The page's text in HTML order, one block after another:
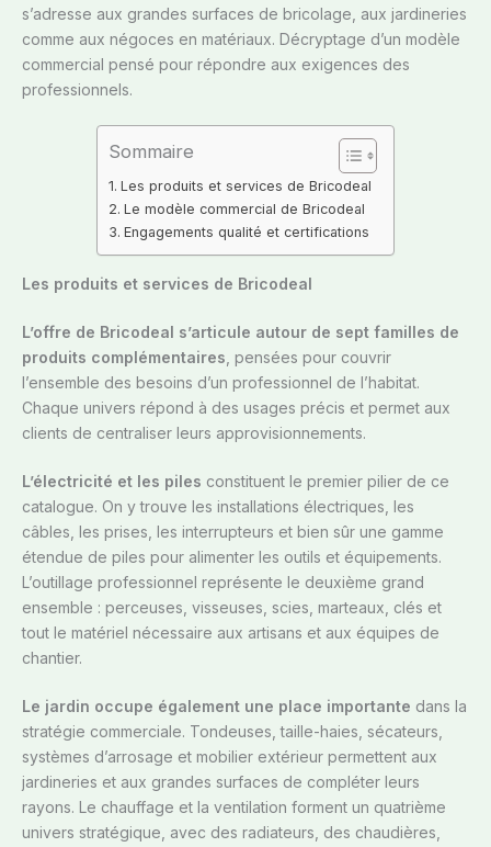
s’adresse aux grandes surfaces de bricolage, aux jardineries
comme aux négoces en matériaux. Décryptage d’un modèle
commercial pensé pour répondre aux exigences des
professionnels.
Sommaire
Les produits et services de Bricodeal
Le modèle commercial de Bricodeal
Engagements qualité et certifications
Les produits et services de Bricodeal
L’offre de Bricodeal s’articule autour de sept familles de
produits complémentaires , pensées pour couvrir
l’ensemble des besoins d’un professionnel de l’habitat.
Chaque univers répond à des usages précis et permet aux
clients de centraliser leurs approvisionnements.
L’électricité et les piles constituent le premier pilier de ce
catalogue. On y trouve les installations électriques, les
câbles, les prises, les interrupteurs et bien sûr une gamme
étendue de piles pour alimenter les outils et équipements.
L’outillage professionnel représente le deuxième grand
ensemble : perceuses, visseuses, scies, marteaux, clés et
tout le matériel nécessaire aux artisans et aux équipes de
chantier.
Le jardin occupe également une place importante dans la
stratégie commerciale. Tondeuses, taille-haies, sécateurs,
systèmes d’arrosage et mobilier extérieur permettent aux
jardineries et aux grandes surfaces de compléter leurs
rayons. Le chauffage et la ventilation forment un quatrième
univers stratégique, avec des radiateurs, des chaudières,